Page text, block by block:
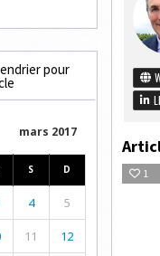
1
pour
mars 2017
S D
4 5
11 12